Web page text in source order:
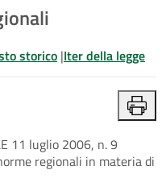
storico |Iter della legge
11 luglio 2006, n. 9
regionali in materia di